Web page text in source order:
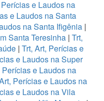
e Laudos na
e Laudos na Santa
na Santa Ifigênia |
Santa Teresinha | Trt,
| Trt, Art, Perícias e
e Laudos na Super
Perícias e Laudos na
Perícias e Laudos na
e Laudos na Vila